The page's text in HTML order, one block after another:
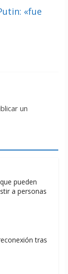
«fue
un
pueden
a personas
tras